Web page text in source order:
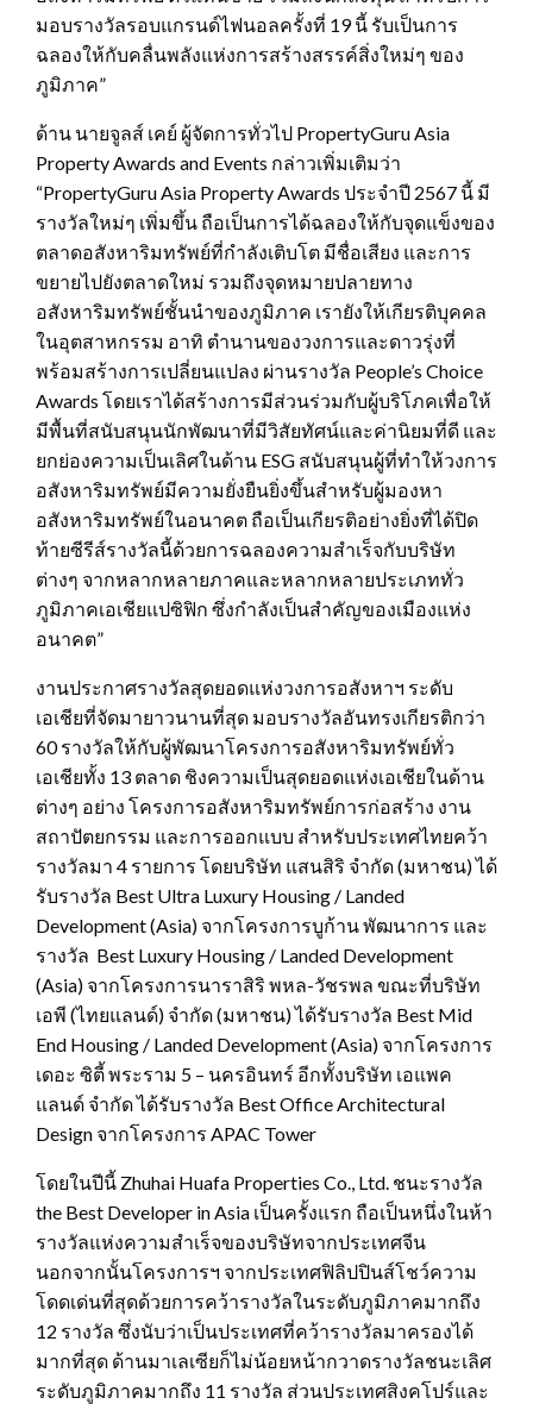
มอบรางวัลรอบแกรนด์ไฟนอลครั้งที่ 19 นี้ รับเป็นการ
ฉลองให้กับคลื่นพลังแห่งการสร้างสรรค์สิ่งใหม่ๆ ของ
ภูมิภาค”
ด้าน นายจูลส์ เคย์ ผู้จัดการทั่วไป PropertyGuru Asia
Property Awards and Events กล่าวเพิ่มเติมว่า
“PropertyGuru Asia Property Awards ประจำปี 2567 นี้ มี
รางวัลใหม่ๆ เพิ่มขึ้น ถือเป็นการได้ฉลองให้กับจุดแข็งของ
ตลาดอสังหาริมทรัพย์ที่กำลังเติบโต มีชื่อเสียง และการ
ขยายไปยังตลาดใหม่ รวมถึงจุดหมายปลายทาง
อสังหาริมทรัพย์ชั้นนำของภูมิภาค เรายังให้เกียรติบุคคล
ในอุตสาหกรรม อาทิ ตำนานของวงการและดาวรุ่งที่
พร้อมสร้างการเปลี่ยนแปลง ผ่านรางวัล People’s Choice
Awards โดยเราได้สร้างการมีส่วนร่วมกับผู้บริโภคเพื่อให้
มีพื้นที่สนับสนุนนักพัฒนาที่มีวิสัยทัศน์และค่านิยมที่ดี และ
ยกย่องความเป็นเลิศในด้าน ESG สนับสนุนผู้ที่ทำให้วงการ
อสังหาริมทรัพย์มีความยั่งยืนยิ่งขึ้นสำหรับผู้มองหา
อสังหาริมทรัพย์ในอนาคต ถือเป็นเกียรติอย่างยิ่งที่ได้ปิด
ท้ายซีรีส์รางวัลนี้ด้วยการฉลองความสำเร็จกับบริษัท
ต่างๆ จากหลากหลายภาคและหลากหลายประเภททั่ว
ภูมิภาคเอเชียแปซิฟิก ซึ่งกำลังเป็นสำคัญของเมืองแห่ง
อนาคต”
งานประกาศรางวัลสุดยอดแห่งวงการอสังหาฯ ระดับ
เอเชียที่จัดมายาวนานที่สุด มอบรางวัลอันทรงเกียรติกว่า
60 รางวัลให้กับผู้พัฒนาโครงการอสังหาริมทรัพย์ทั่ว
เอเชียทั้ง 13 ตลาด ชิงความเป็นสุดยอดแห่งเอเชียในด้าน
ต่างๆ อย่าง โครงการอสังหาริมทรัพย์การก่อสร้าง งาน
สถาปัตยกรรม และการออกแบบ สำหรับประเทศไทยคว้า
รางวัลมา 4 รายการ โดยบริษัท แสนสิริ จำกัด (มหาชน) ได้
รับรางวัล Best Ultra Luxury Housing / Landed
Development (Asia) จากโครงการบูก้าน พัฒนาการ และ
รางวัล Best Luxury Housing / Landed Development
(Asia) จากโครงการนาราสิริ พหล-วัชรพล ขณะที่บริษัท
เอพี (ไทยแลนด์) จำกัด (มหาชน) ได้รับรางวัล Best Mid
End Housing / Landed Development (Asia) จากโครงการ
เดอะ ซิตี้ พระราม 5 – นครอินทร์ อีกทั้งบริษัท เอแพค
แลนด์ จำกัด ได้รับรางวัล Best Office Architectural
Design จากโครงการ APAC Tower
โดยในปีนี้ Zhuhai Huafa Properties Co., Ltd. ชนะรางวัล
the Best Developer in Asia เป็นครั้งแรก ถือเป็นหนึ่งในห้า
รางวัลแห่งความสำเร็จของบริษัทจากประเทศจีน
นอกจากนั้นโครงการฯ จากประเทศฟิลิปปินส์โชว์ความ
โดดเด่นที่สุดด้วยการคว้ารางวัลในระดับภูมิภาคมากถึง
12 รางวัล ซึ่งนับว่าเป็นประเทศที่คว้ารางวัลมาครองได้
มากที่สุด ด้านมาเลเซียก็ไม่น้อยหน้ากวาดรางวัลชนะเลิศ
ระดับภูมิภาคมากถึง 11 รางวัล ส่วนประเทศสิงคโปร์และ